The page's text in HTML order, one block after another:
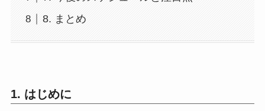
8. まとめ
1. はじめに